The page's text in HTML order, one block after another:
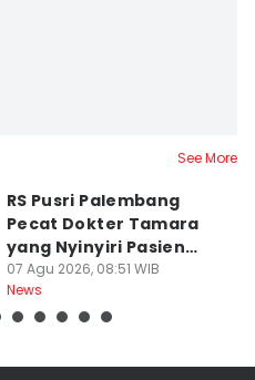
See More
RS Pusri Palembang
Pecat Dokter Tamara
yang Nyinyiri Pasien
Yurizal
07 Agu 2026, 08:51 WIB
News